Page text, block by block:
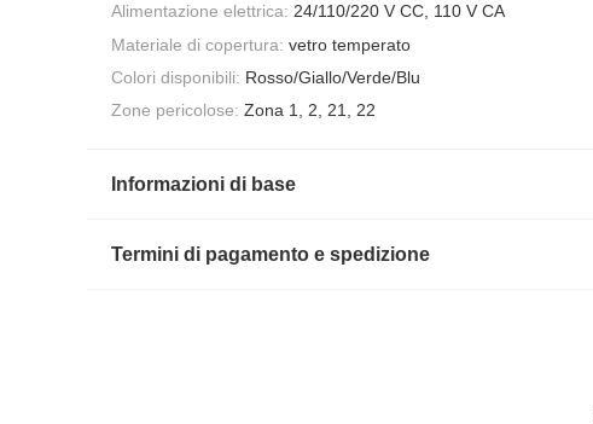
Alimentazione elettrica: 24/110/220 V CC, 110 V CA
Materiale di copertura: vetro temperato
Colori disponibili: Rosso/Giallo/Verde/Blu
Zone pericolose: Zona 1, 2, 21, 22
Informazioni di base
Termini di pagamento e spedizione